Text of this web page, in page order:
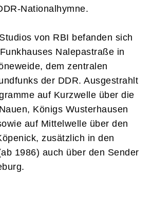
Nationalhymne.
von RBI befanden sich
Nalepastraße in
dem zentralen
der DDR. Ausgestrahlt
auf Kurzwelle über die
Königs Wusterhausen
auf Mittelwelle über den
zusätzlich in den
1986) auch über den Sender